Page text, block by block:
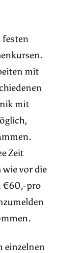
festen
mit
mit
Zeit
vor die
€60,-pro
einzelnen